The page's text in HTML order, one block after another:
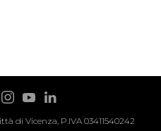
di Vicenza, P.IVA 03411540242